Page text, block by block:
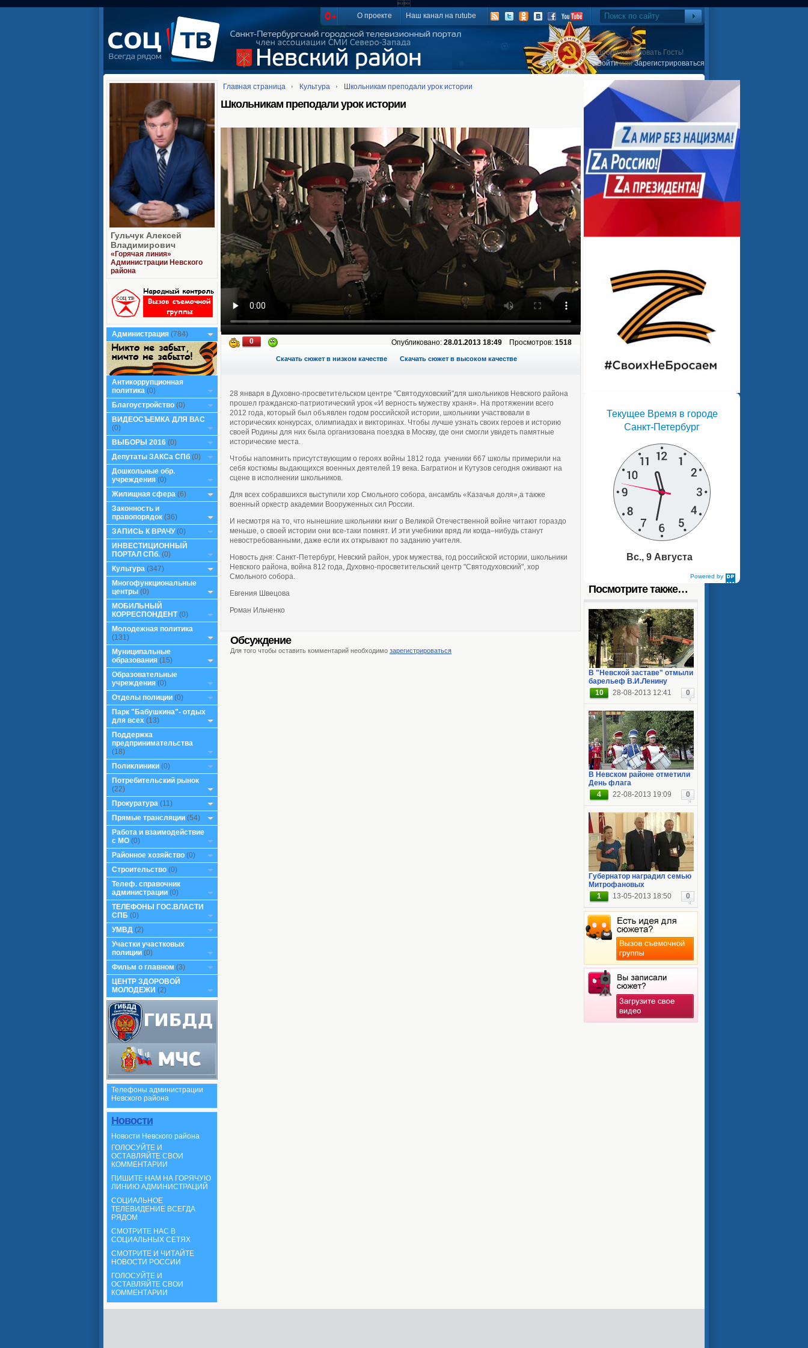

О проекте Наш канал на rutube
Добро пожаловать Гость!
ВойтиилиЗарегистрироваться
Гульчук Алексей
Владимирович
«Горячая линия»
Администрации Невского
района
Администрация (784)
Антикоррупционная
политика (0)
Благоустройство (0)
ВИДЕОСЪЕМКА ДЛЯ ВАС
(0)
ВЫБОРЫ 2016 (0)
Депутаты ЗАКСа СПб (0)
Дошкольные обр.
учреждения (0)
Жилищная сфера (6)
Законность и
правопорядок (36)
ЗАПИСЬ К ВРАЧУ(0)
ИНВЕСТИЦИОННЫЙ
ПОРТАЛ СПб. (0)
Культура (347)
Многофункциональные
центры (0)
МОБИЛЬНЫЙ
КОРРЕСПОНДЕНТ(0)
Молодежная политика
(131)
Муниципальные
образования (15)
Образовательные
учреждения (0)
Отделы полиции (0)
Парк "Бабушкина"- отдых
для всех (13)
Поддержка
предпринимательства
(18)
Поликлиники (0)
Потребительский рынок
(22)
Прокуратура (11)
Прямые трансляции (54)
Работа и взаимодействие
с МО (0)
Районное хозяйство (0)
Строительство (0)
Телеф. справочник
администрации (0)
ТЕЛЕФОНЫ ГОС.ВЛАСТИ
СПБ (0)
УМВД (2)
Участки участковых
полиции (0)
Фильм о главном (3)
ЦЕНТР ЗДОРОВОЙ
МОЛОДЕЖИ (2)
Телефоны администрации
Невского района
Новости
Новости Невского района
ГОЛОСУЙТЕ И
ОСТАВЛЯЙТЕ СВОИ
КОММЕНТАРИИ
ПИШИТЕ НАМ НА ГОРЯЧУЮ
ЛИНИЮ АДМИНИСТРАЦИЙ
СОЦИАЛЬНОЕ
ТЕЛЕВИДЕНИЕ ВСЕГДА
РЯДОМ
СМОТРИТЕ НАС В
СОЦИАЛЬНЫХ СЕТЯХ
СМОТРИТЕ И ЧИТАЙТЕ
НОВОСТИ РОССИИ
ГОЛОСУЙТЕ И
ОСТАВЛЯЙТЕ СВОИ
КОММЕНТАРИИ
Главная страница Культура Школьникам преподали урок истории
Школьникам преподали урок истории
0 Опубликовано: 28.01.2013 18:49 Просмотров: 1518
Скачать сюжет в низком качестве Скачать сюжет в высоком качестве
28 января в Духовно-просветительском центре "Святодуховский"для школьников Невского района
прошел гражданско-патриотический урок «И верность мужеству храня». На протяжении всего
2012 года, который был объявлен годом российской истории, школьники участвовали в
исторических конкурсах, олимпиадах и викторинах. Чтобы лучше узнать своих героев и историю
своей Родины для них была организована поездка в Москву, где они смогли увидеть памятные
исторические места.
Чтобы напомнить присутствующим о героях войны 1812 года ученики 667 школы примерили на
себя костюмы выдающихся военных деятелей 19 века. Багратион и Кутузов сегодня оживают на
сцене в исполнении школьников.
Для всех собравшихся выступили хор Смольного собора, ансамбль «Казачья доля»,а также
военный оркестр академии Вооруженных сил России.
И несмотря на то, что нынешние школьники книг о Великой Отечественной войне читают гораздо
меньше, о своей истории они все-таки помнят. И эти учебники вряд ли когда–нибудь станут
невостребованными, даже если их открывают по заданию учителя.
Новость дня: Санкт-Петербург, Невский район, урок мужества, год российской истории, школьники
Невского района, война 812 года, Духовно-просветительский центр "Святодуховский", хор
Смольного собора.
Евгения Швецова
Роман Ильченко
Обсуждение
Для того чтобы оставить комментарий необходимо зарегистрироваться
Powered by
DaysPedia.com
Текущее Время в городе
Санкт-Петербург
Вс., 9 Августа
Посмотрите также…
В "Невской заставе" отмыли
барельеф В.И.Ленину
0
10 28-08-2013 12:41
В Невском районе отметили
День флага
0
4 22-08-2013 19:09
Губернатор наградил семью
Митрофановых
0
1 13-05-2013 18:50